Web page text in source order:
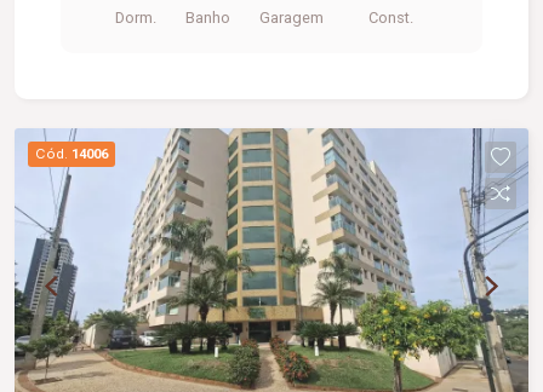
Dorm. Banho Garagem Const.
Cód. 14006